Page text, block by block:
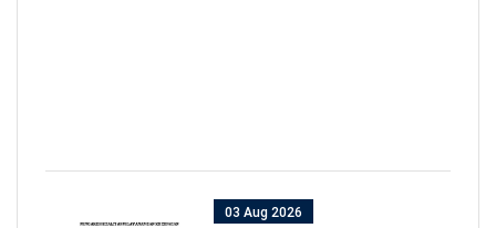
03 Aug 2026